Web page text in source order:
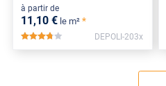
à partir de
11,10 € le m² *
*****
DEPOLI-203x